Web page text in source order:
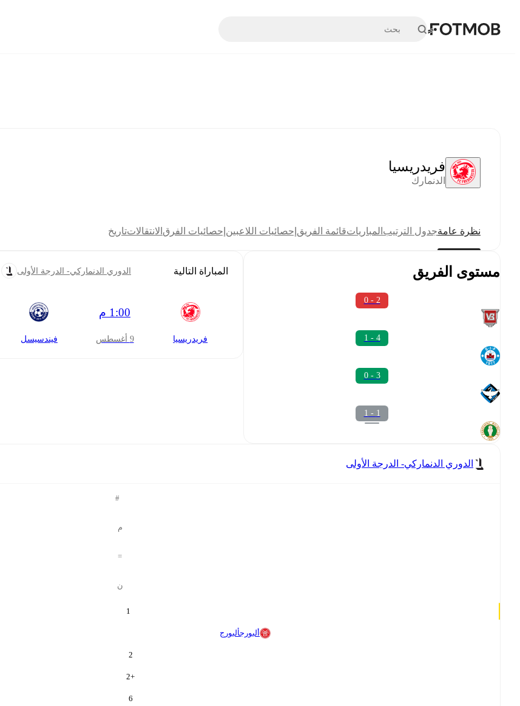
تخطَّ إلى المحتوى الرئيسي
فريدريسيا
الدنمارك
نظرة عامةجدول الترتيب المبارياتقائمة الفريق إحصائيات اللاعبين إحصائيات الفرق الانتقالاتتاريخ
مستوى الفريق
2 - 0
4 - 1
3 - 0
1 - 1
المباراة التالية الدوري الدنماركي- الدرجة الأولى
فريدريسيا
1:00 م
9 أغسطس فيندسيسل
الدوري الدنماركي- الدرجة الأولى
#
م
=
ن
1
ألبورجألبورج
2
+
2
6